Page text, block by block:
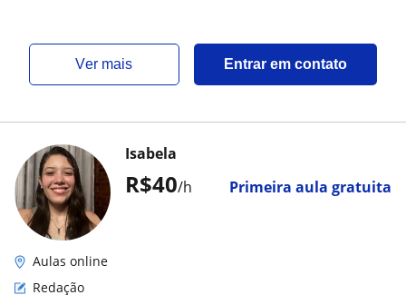
ver mais Entrar em contato
R$40/h Primeira aula gratuita
Isabela
Aulas online
Redação